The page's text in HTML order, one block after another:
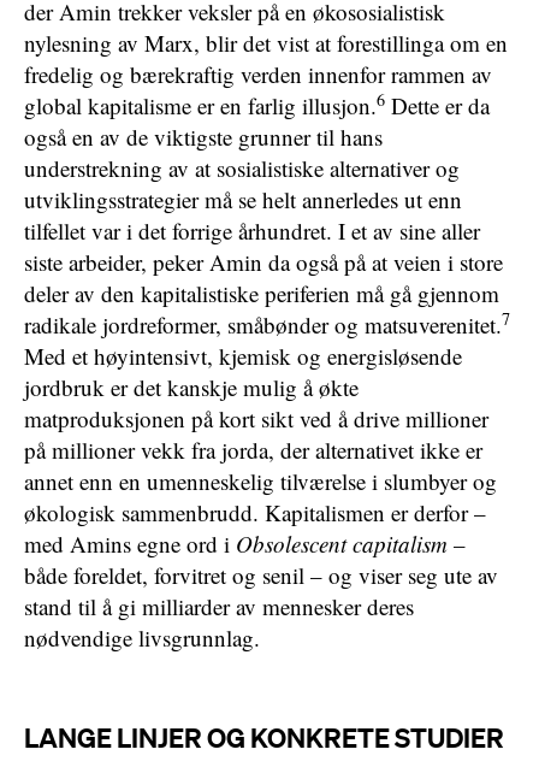
der Amin trekker veksler på en økososialistisk
nylesning av Marx, blir det vist at forestillinga om en
fredelig og bærekraftig verden innenfor rammen av
global kapitalisme er en farlig illusjon.6 Dette er da
også en av de viktigste grunner til hans
understrekning av at sosialistiske alternativer og
utviklingsstrategier må se helt annerledes ut enn
tilfellet var i det forrige århundret. I et av sine aller
siste arbeider, peker Amin da også på at veien i store
deler av den kapitalistiske periferien må gå gjennom
radikale jordreformer, småbønder og matsuverenitet.7
Med et høyintensivt, kjemisk og energisløsende
jordbruk er det kanskje mulig å økte
matproduksjonen på kort sikt ved å drive millioner
på millioner vekk fra jorda, der alternativet ikke er
annet enn en umenneskelig tilværelse i slumbyer og
økologisk sammenbrudd. Kapitalismen er derfor –
med Amins egne ord i Obsolescent capitalism –
både foreldet, forvitret og senil – og viser seg ute av
stand til å gi milliarder av mennesker deres
nødvendige livsgrunnlag.
LANGE LINJER OG KONKRETE STUDIER